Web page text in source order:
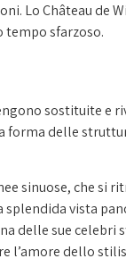
Lo Château de
tempo sfarzoso.
sostituite e
forma delle
sinuose, che si
vista
delle sue celebri
dello